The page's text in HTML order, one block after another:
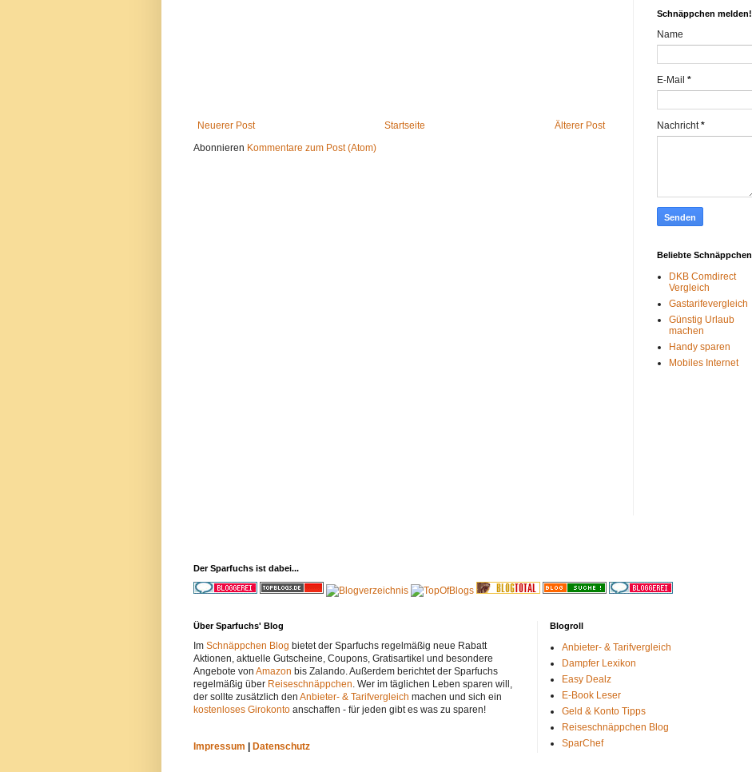
Neuerer Post Älterer Post
Startseite
Abonnieren Kommentare zum Post (Atom)
Schnäppchen melden!
Name
E-Mail *
Nachricht*
Beliebte Schnäppchen
DKB Comdirect
Vergleich
Gastarifevergleich
Günstig Urlaub
machen
Handy sparen
Mobiles Internet
Der Sparfuchs ist dabei...
Über Sparfuchs' Blog
Im Schnäppchen Blog bietet der Sparfuchs regelmäßig neue Rabatt
Aktionen, aktuelle Gutscheine, Coupons, Gratisartikel und besondere
Angebote von Amazon bis Zalando. Außerdem berichtet der Sparfuchs
regelmäßig über Reiseschnäppchen. Wer im täglichen Leben sparen will,
der sollte zusätzlich den Anbieter- & Tarifvergleich machen und sich ein
kostenloses Girokonto anschaffen - für jeden gibt es was zu sparen!
Impressum Datenschutz
Blogroll
Anbieter- & Tarifvergleich
Dampfer Lexikon
Easy Dealz
E-Book Leser
Geld & Konto Tipps
Reiseschnäppchen Blog
SparChef